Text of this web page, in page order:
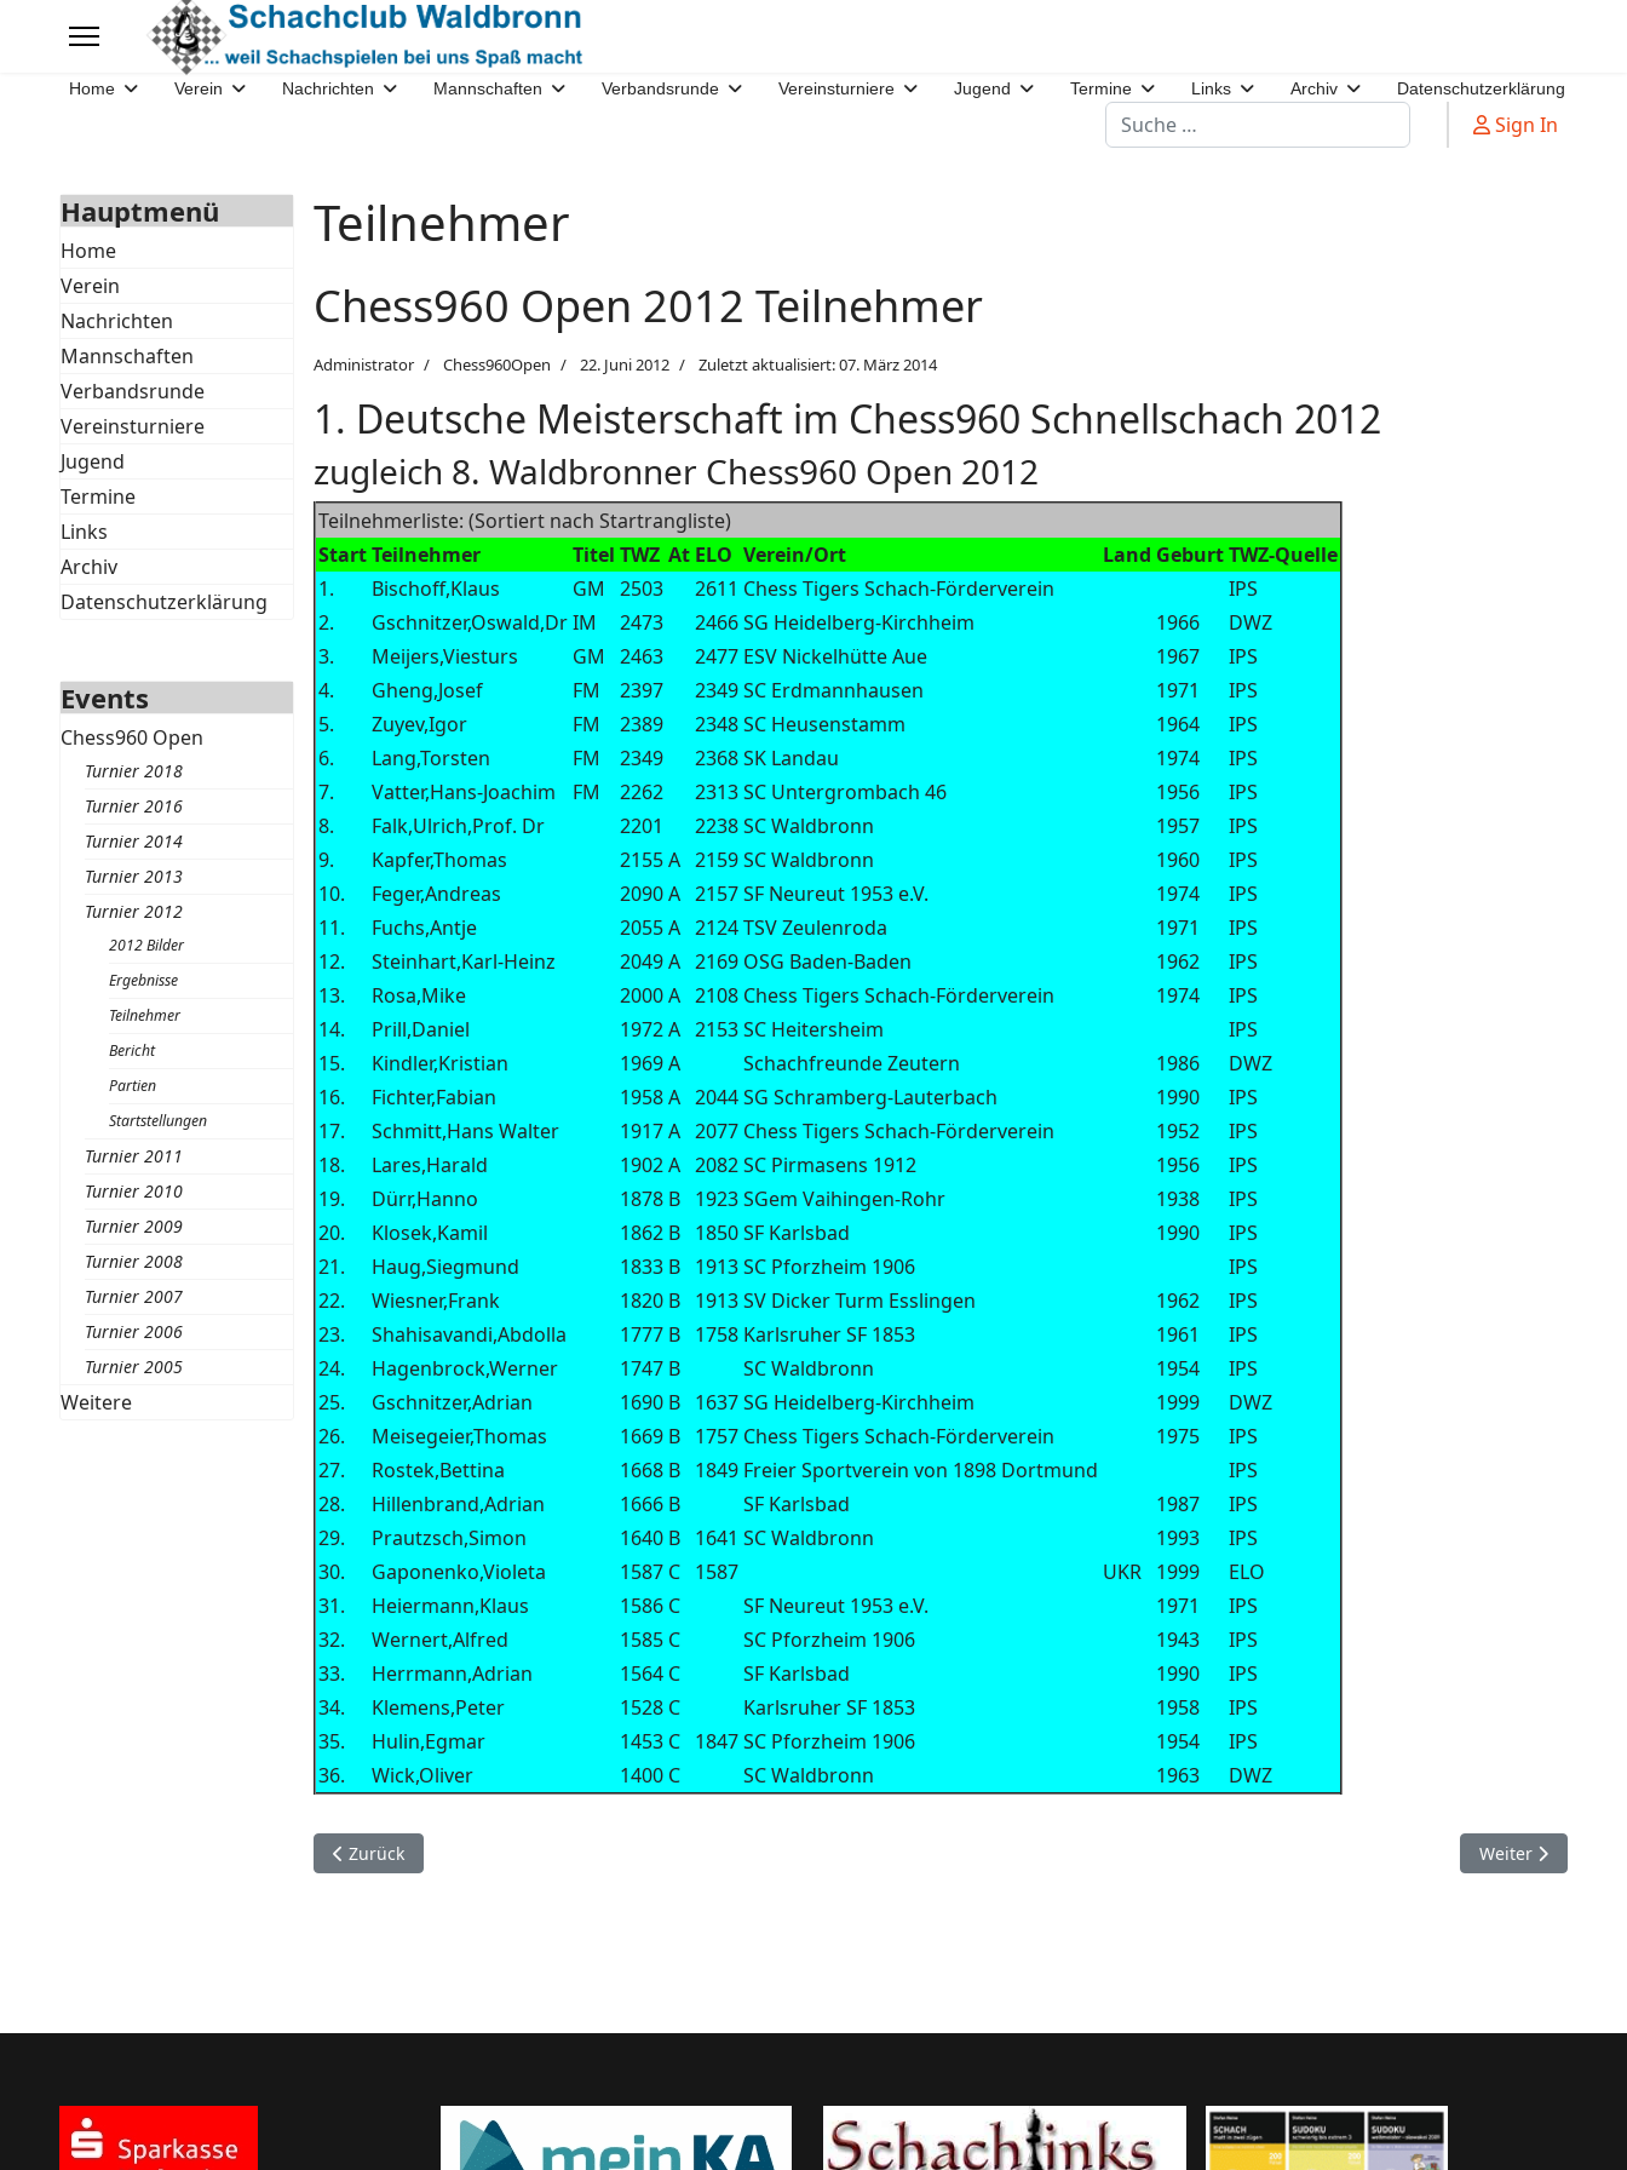
Home Verein Nachrichten Mannschaften Verbandsrunde Vereinsturniere Jugend Termine Links Archiv Datenschutzerklärung
Suchen Sign In
Hauptmenü
Home
Verein
Nachrichten
Mannschaften
Verbandsrunde
Vereinsturniere
Jugend
Termine
Links
Archiv
Datenschutzerklärung
Events
Chess960 Open
Turnier 2018
Turnier 2016
Turnier 2014
Turnier 2013
Turnier 2012
2012 Bilder
Ergebnisse
Teilnehmer
Bericht
Partien
Startstellungen
Turnier 2011
Turnier 2010
Turnier 2009
Turnier 2008
Turnier 2007
Turnier 2006
Turnier 2005
Weitere
Teilnehmer
Chess960 Open 2012 Teilnehmer
Administrator Chess960Open 22. Juni 2012 Zuletzt aktualisiert: 07. März 2014
1. Deutsche Meisterschaft im Chess960 Schnellschach 2012
zugleich 8. Waldbronner Chess960 Open 2012
Teilnehmerliste: (Sortiert nach Startrangliste)
StartTeilnehmer Titel TWZ At ELO Verein/Ort Land GeburtTWZ-Quelle
1.
Bischoff,Klaus GM 2503 2611 Chess Tigers Schach-Förderverein
IPS
2.
Gschnitzer,Oswald,DrIM 2473 2466SG Heidelberg-Kirchheim 1966
DWZ
3.
Meijers,Viesturs GM 2463 2477 ESV Nickelhütte Aue 1967
IPS
4.
Gheng,Josef FM 2397 2349SC Erdmannhausen 1971
IPS
5.
Zuyev,Igor FM 2389 2348SC Heusenstamm 1964
IPS
6.
Lang,Torsten FM 2349 2368SK Landau 1974
IPS
7.
Vatter,Hans-Joachim FM 2262 2313SC Untergrombach 46 1956
IPS
8.
Falk,Ulrich,Prof. Dr 2201 2238SC Waldbronn 1957
IPS
9.
Kapfer,Thomas 2155A 2159SC Waldbronn 1960
IPS
10.
Feger,Andreas 2090A 2157SF Neureut 1953 e.V. 1974
IPS
11.
Fuchs,Antje 2055A 2124TSV Zeulenroda 1971
IPS
12.
Steinhart,Karl-Heinz 2049A 2169 OSG Baden-Baden 1962
IPS
13.
Rosa,Mike 2000A 2108 Chess Tigers Schach-Förderverein 1974
IPS
14.
Prill,Daniel 1972A 2153SC Heitersheim
IPS
15.
Kindler,Kristian 1969A Schachfreunde Zeutern 1986
DWZ
16.
Fichter,Fabian 1958A 2044SG Schramberg-Lauterbach 1990
IPS
17.
Schmitt,Hans Walter 1917A 2077 Chess Tigers Schach-Förderverein 1952
IPS
18.
Lares,Harald 1902A 2082SC Pirmasens 1912 1956
IPS
19.
Dürr,Hanno 1878 B 1923SGem Vaihingen-Rohr 1938
IPS
20.
Klosek,Kamil 1862 B 1850SF Karlsbad 1990
IPS
21.
Haug,Siegmund 1833 B 1913SC Pforzheim 1906
IPS
22.
Wiesner,Frank 1820 B 1913SV Dicker Turm Esslingen 1962
IPS
23.
Shahisavandi,Abdolla 1777 B 1758 Karlsruher SF 1853 1961
IPS
24.
Hagenbrock,Werner 1747 B SC Waldbronn 1954
IPS
25.
Gschnitzer,Adrian 1690 B 1637SG Heidelberg-Kirchheim 1999
DWZ
26.
Meisegeier,Thomas 1669 B 1757 Chess Tigers Schach-Förderverein 1975
IPS
27.
Rostek,Bettina 1668 B 1849 Freier Sportverein von 1898 Dortmund
IPS
28.
Hillenbrand,Adrian 1666 B SF Karlsbad 1987
IPS
29.
Prautzsch,Simon 1640 B 1641 SC Waldbronn 1993
IPS
30.
Gaponenko,Violeta 1587 C 1587 UKR 1999
ELO
31.
Heiermann,Klaus 1586 C SF Neureut 1953 e.V. 1971
IPS
32.
Wernert,Alfred 1585 C SC Pforzheim 1906 1943
IPS
33.
Herrmann,Adrian 1564 C SF Karlsbad 1990
IPS
34.
Klemens,Peter 1528 C Karlsruher SF 1853 1958
IPS
35.
Hulin,Egmar 1453 C 1847SC Pforzheim 1906 1954
IPS
36.
Wick,Oliver 1400 C SC Waldbronn 1963 DWZ
Vorheriger Beitrag: Chess960 Open 2012 Ergebnisse
Zurück Nächster Beitrag:
Weiter